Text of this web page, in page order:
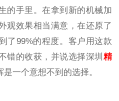
的手里。在拿到新的机械加
观效果相当满意，在还原了
了99%的程度。客户用这款
错的收获，并说选择深圳 精
一个意想不到 的选择。